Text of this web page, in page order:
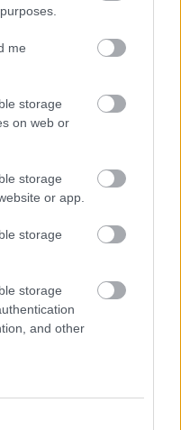
me
storage
on web or
storage
or app.
storage
storage
and other
-
Εξωτερικών
με μισθό έως
για
από το 2027